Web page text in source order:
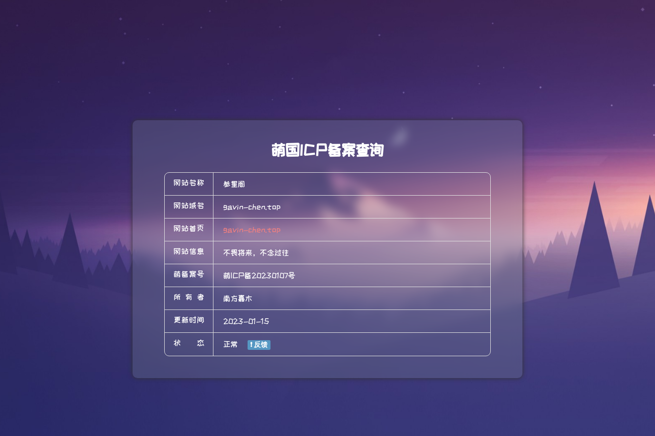
萌国ICP备案查询
网站名称 参星阁
网站域名 gavin-chen.top
网站首页 gavin-chen.top
网站信息 不畏将来，不念过往
萌备案号 萌ICP备20230107号
所有者 南方嘉木
更新时间 2023-01-15
状态 正常